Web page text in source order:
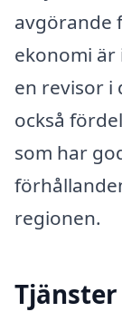
avgörande
ekonomi är
en revisor i
också
som har
regionen.